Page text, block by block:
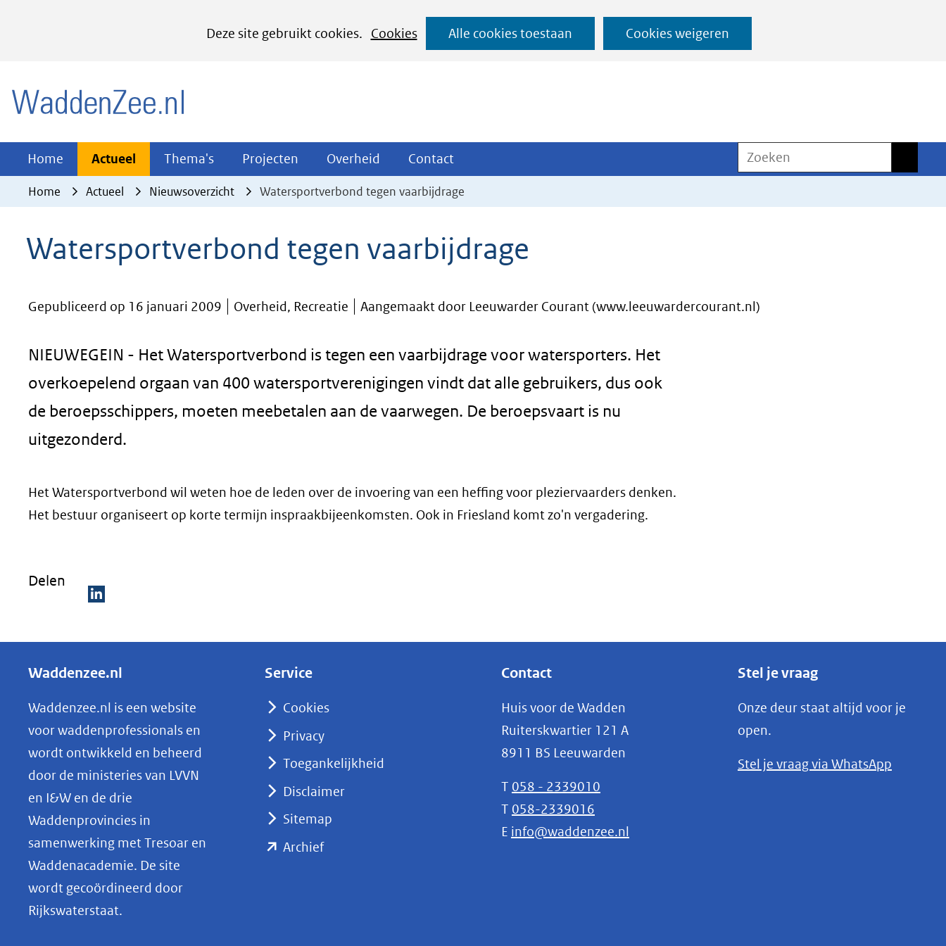
Deze site gebruikt cookies.
Cookies
het
cookies
website
worden
Alle cookies toestaan Cookies weigeren
Ga
naar
Home Actueel Actueel
Uitklappen
Thema's Thema's
Uitklappen
Projecten Projecten
Uitklappen
Overheid Overheid
Uitklappen
Contact
Uitklappen
Zoeken
Home Actueel Nieuwsoverzicht Watersportverbond tegen vaarbijdrage
Watersportverbond tegen vaarbijdrage
Gepubliceerd op 16 januari 2009 Overheid, Recreatie Aangemaakt door Leeuwarder Courant (www.leeuwardercourant.nl)
NIEUWEGEIN - Het Watersportverbond is tegen een vaarbijdrage voor watersporters. Het
overkoepelend orgaan van 400 watersportverenigingen vindt dat alle gebruikers, dus ook
de beroepsschippers, moeten meebetalen aan de vaarwegen. De beroepsvaart is nu
uitgezonderd.
Het Watersportverbond wil weten hoe de leden over de invoering van een heffing voor pleziervaarders denken.
Het bestuur organiseert op korte termijn inspraakbijeenkomsten. Ook in Friesland komt zo'n vergadering.
Delen
e
e
n
o
p
L
k
e
d
I
n
Waddenzee.nl
Waddenzee.nl is een website
voor waddenprofessionals en
wordt ontwikkeld en beheerd
door de ministeries van LVVN
en I&W en de drie
Waddenprovincies in
samenwerking met Tresoar en
Waddenacademie. De site
wordt gecoördineerd door
Rijkswaterstaat.
Service
Cookies
Privacy
Toegankelijkheid
Disclaimer
Sitemap
Archief(opent
Contact
Huis voor de Wadden
Ruiterskwartier 121 A
8911 BS Leeuwarden
T 058 - 2339010
T 058-2339016
E info@waddenzee.nl
Stel je vraag
Onze deur staat altijd voor je
open.
Stel je vraag via WhatsApp